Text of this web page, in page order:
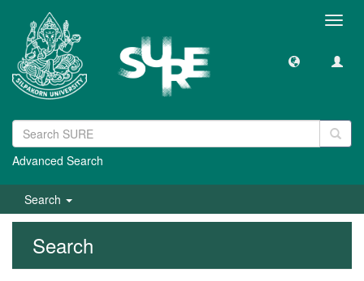
Advanced Search
Search
Search